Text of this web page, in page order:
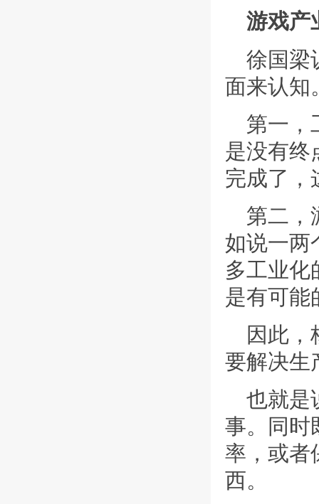
游戏产
徐国梁
面来认知
第一，
是没有终
完成了，
第二，
如说一两
多工业化
是有可能
因此
要解决生
也就是
事。同时
率，或者
西。